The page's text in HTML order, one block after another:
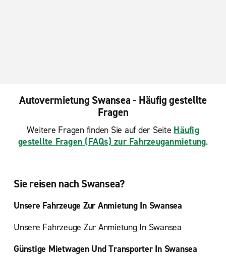
Autovermietung Swansea - Häufig gestellte
Fragen
Weitere Fragen finden Sie auf der Seite Häufig
gestellte Fragen (FAQs) zur Fahrzeuganmietung.
Sie reisen nach Swansea?
Unsere Fahrzeuge Zur Anmietung In Swansea
Unsere Fahrzeuge Zur Anmietung In Swansea
Günstige Mietwagen Und Transporter In Swansea